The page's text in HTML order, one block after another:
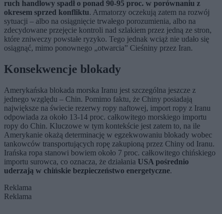
ruch handlowy spadł o ponad 90-95 proc. w porównaniu z
okresem sprzed konfliktu. Armatorzy oczekują zatem na rozwój
sytuacji – albo na osiągnięcie trwałego porozumienia, albo na
zdecydowane przejęcie kontroli nad szlakiem przez jedną ze stron,
które zniweczy powstałe ryzyko. Tego jednak wciąż nie udało się
osiągnąć, mimo ponownego „otwarcia” Cieśniny przez Iran.
Konsekwencje blokady
Amerykańska blokada morska Iranu jest szczególna jeszcze z
jednego względu – Chin. Pomimo faktu, że Chiny posiadają
największe na świecie rezerwy ropy naftowej, import ropy z Iranu
odpowiada za około 13-14 proc. całkowitego morskiego importu
ropy do Chin. Kluczowe w tym kontekście jest zatem to, na ile
Amerykanie okażą determinację w egzekwowaniu blokady wobec
tankowców transportujących ropę zakupioną przez Chiny od Iranu.
Irańska ropa stanowi bowiem około 7 proc. całkowitego chińskiego
importu surowca, co oznacza, że działania USA pośrednio
uderzają w chińskie bezpieczeństwo energetyczne.
Reklama
Reklama